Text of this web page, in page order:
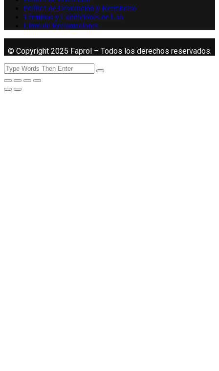
Política de Devolución y Reembolso
Términos y Condiciones de Uso
Libro de Reclamaciones
© Copyright 2025 Faprol – Todos los derechos reservados.